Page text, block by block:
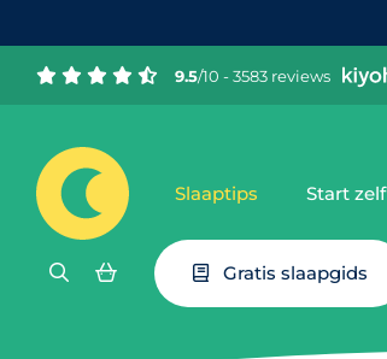
9.5/10 - 3583 reviews
Slaaptips Start zelf
Gratis slaapgids